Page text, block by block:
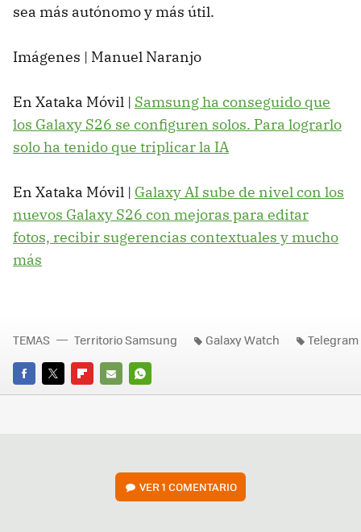
sea más autónomo y más útil.
Imágenes | Manuel Naranjo
En Xataka Móvil | Samsung ha conseguido que
los Galaxy S26 se configuren solos. Para lograrlo
solo ha tenido que triplicar la IA
En Xataka Móvil | Galaxy AI sube de nivel con los
nuevos Galaxy S26 con mejoras para editar
fotos, recibir sugerencias contextuales y mucho
más
FACEBOOK
TWITTERFLIPBOARD
E-
WHATSAPP
TEMAS Territorio Samsung Galaxy Watch Telegram
VER1 COMENTARIO